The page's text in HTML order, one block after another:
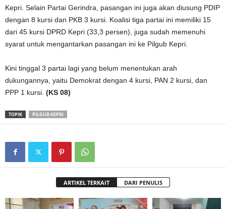
Kepri. Selain Partai Gerindra, pasangan ini juga akan diusung PDIP
dengan 8 kursi dan PKB 3 kursi. Koalisi tiga partai ini memiliki 15
dari 45 kursi DPRD Kepri (33,3 persen), juga sudah memenuhi
syarat untuk mengantarkan pasangan ini ke Pilgub Kepri.
Kini tinggal 3 partai lagi yang belum menentukan arah
dukungannya, yaitu Demokrat dengan 4 kursi, PAN 2 kursi, dan
PPP 1 kursi. (KS 08)
TOPIK PILGUB KEPRI
ARTIKEL TERKAIT DARI PENULIS